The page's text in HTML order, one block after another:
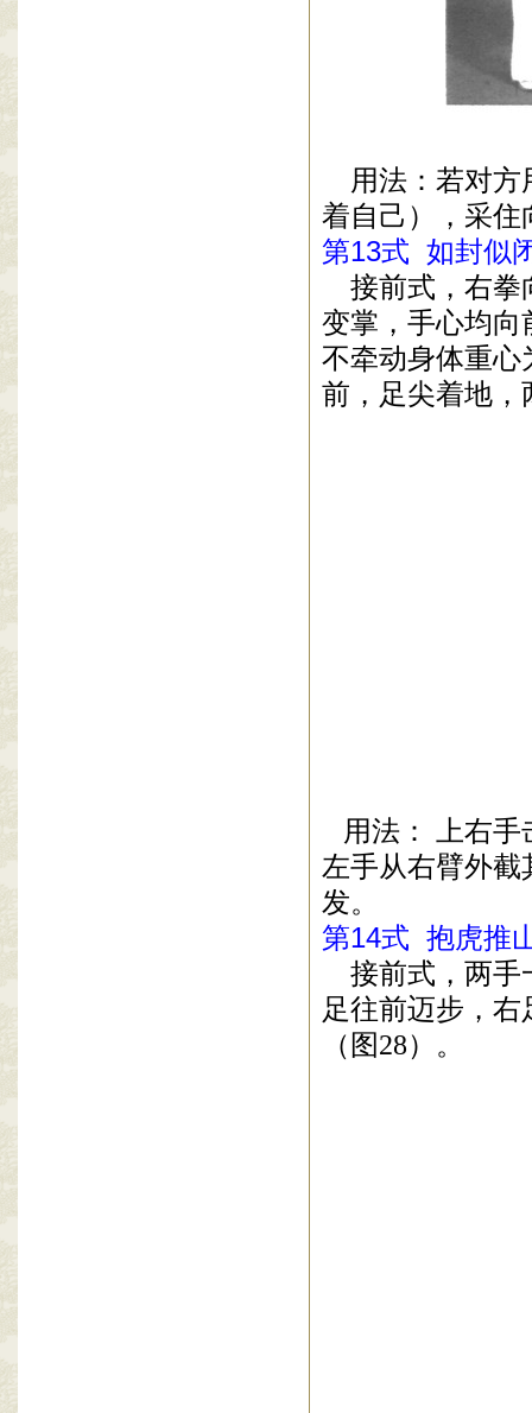
用法：若对
着自己），采住
第13式 如封似
接前式，右拳
变掌，手心均向
不牵动身体重心
前，足尖着地，
用法： 上右
左手从右臂外截
发。
第14式 抱虎推
接前式，两手
足往前迈步，
（图28）。